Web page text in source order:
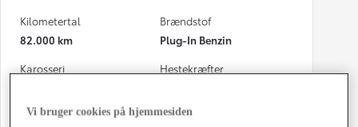
Kilometertal
82.000 km
Brændstof
Plug-In Benzin
Karosseri
Hestekræfter
Co2 (blandet kørsel)
Geartype
Vi bruger cookies på hjemmesiden